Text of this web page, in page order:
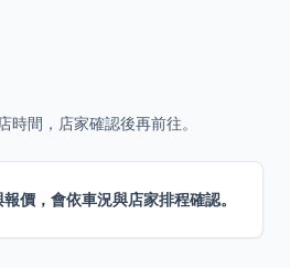
時間，店家確認後再前往。
價，會依車況與店家排程確認。